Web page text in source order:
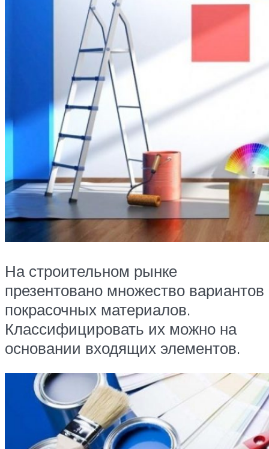
На строительном рынке
презентовано множество вариантов
покрасочных материалов.
Классифицировать их можно на
основании входящих элементов.